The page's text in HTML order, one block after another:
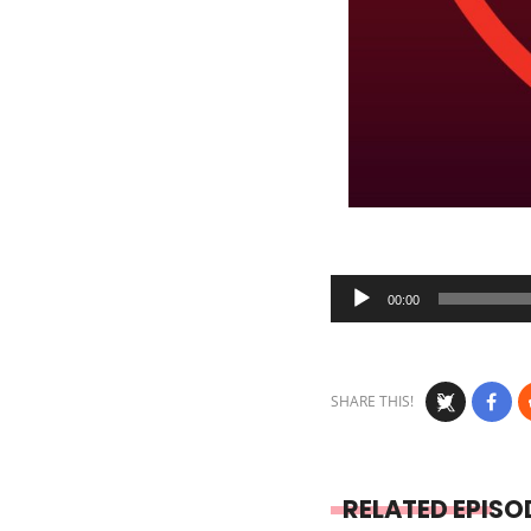
Audio
Player
00:00
SHARE THIS!
RELATED